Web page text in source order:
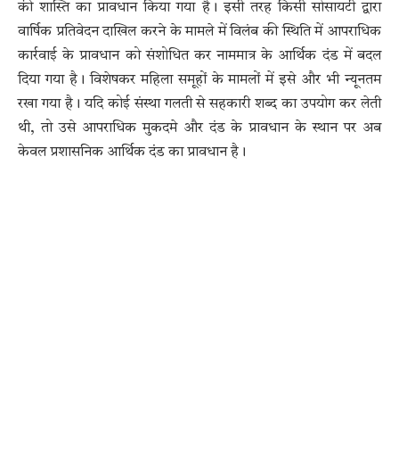
की शास्ति का प्रावधान किया गया है। इसी तरह किसी सोसायटी द्वारा
वार्षिक प्रतिवेदन दाखिल करने के मामले में विलंब की स्थिति में आपराधिक
कार्रवाई के प्रावधान को संशोधित कर नाममात्र के आर्थिक दंड में बदल
दिया गया है। विशेषकर महिला समूहों के मामलों में इसे और भी न्यूनतम
रखा गया है। यदि कोई संस्था गलती से सहकारी शब्द का उपयोग कर लेती
थी, तो उसे आपराधिक मुकदमे और दंड के प्रावधान के स्थान पर अब
केवल प्रशासनिक आर्थिक दंड का प्रावधान है।